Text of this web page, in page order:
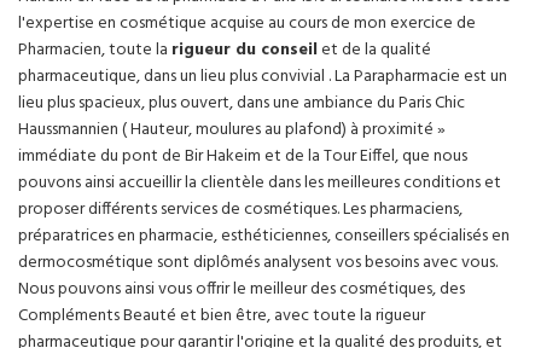
l'expertise en cosmétique acquise au cours de mon exercice de
Pharmacien, toute la rigueur du conseilet de la qualité
pharmaceutique, dans un lieu plus convivial . La Parapharmacie est un
lieu plus spacieux, plus ouvert, dans une ambiance du Paris Chic
Haussmannien ( Hauteur, moulures au plafond) à proximité »
immédiate du pont de Bir Hakeim et de la Tour Eiffel, que nous
pouvons ainsi accueillir la clientèle dans les meilleures conditions et
proposer différents services de cosmétiques. Les pharmaciens,
préparatrices en pharmacie, esthéticiennes, conseillers spécialisés en
dermocosmétique sont diplômés analysent vos besoins avec vous.
Nous pouvons ainsi vous offrir le meilleur des cosmétiques, des
Compléments Beauté et bien être, avec toute la rigueur